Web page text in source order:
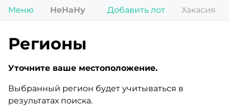
Меню НеНаНу Добавить лот Хакасия
Регионы
Уточните ваше местоположение.
Выбранный регион будет учитываться в
результатах поиска.